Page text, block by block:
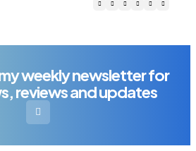
weekly newsletter for
reviews and updates